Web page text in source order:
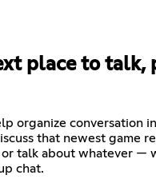
place to talk,
organize conversation
that newest game
talk about whatever —
chat.